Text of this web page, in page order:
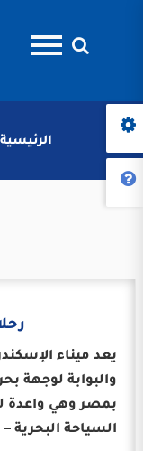
الرئيسية
يعد ميناء
والبوابة لوجهة
بمصر وهي واعدة
السياحة البحرية –